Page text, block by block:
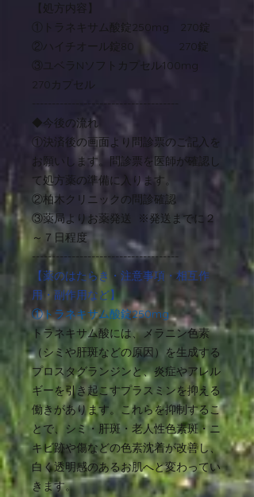
【処方内容】
①トラネキサム酸錠250mg 270錠
②ハイチオール錠80 270錠
③ユベラNソフトカプセル100mg
270カプセル
-------------------------------------
◆今後の流れ
①決済後の画面より問診票のご記入を
お願いします。問診票を医師が確認し
て処方薬の準備に入ります。
②柏木クリニックの問診確認
③薬局よりお薬発送 ※発送までに２
～７日程度
-------------------------------------
【薬のはたらき・注意事項・相互作
用・副作用など】
①トラネキサム酸錠250mg
トラネキサム酸には、メラニン色素
（シミや肝斑などの原因）を生成する
プロスタグランジンと、炎症やアレル
ギーを引き起こすプラスミンを抑える
働きがあります。これらを抑制するこ
とで、シミ・肝斑・老人性色素斑・ニ
キビ跡や傷などの色素沈着が改善し、
白く透明感のあるお肌へと変わってい
きます。